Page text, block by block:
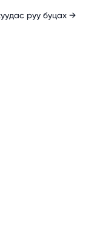
руу буцах →